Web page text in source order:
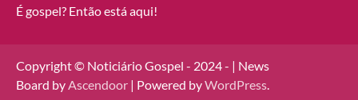
É gospel? Então está aqui!
Copyright © Noticiário Gospel - 2024 - | News
Board byAscendoor | Powered byWordPress.